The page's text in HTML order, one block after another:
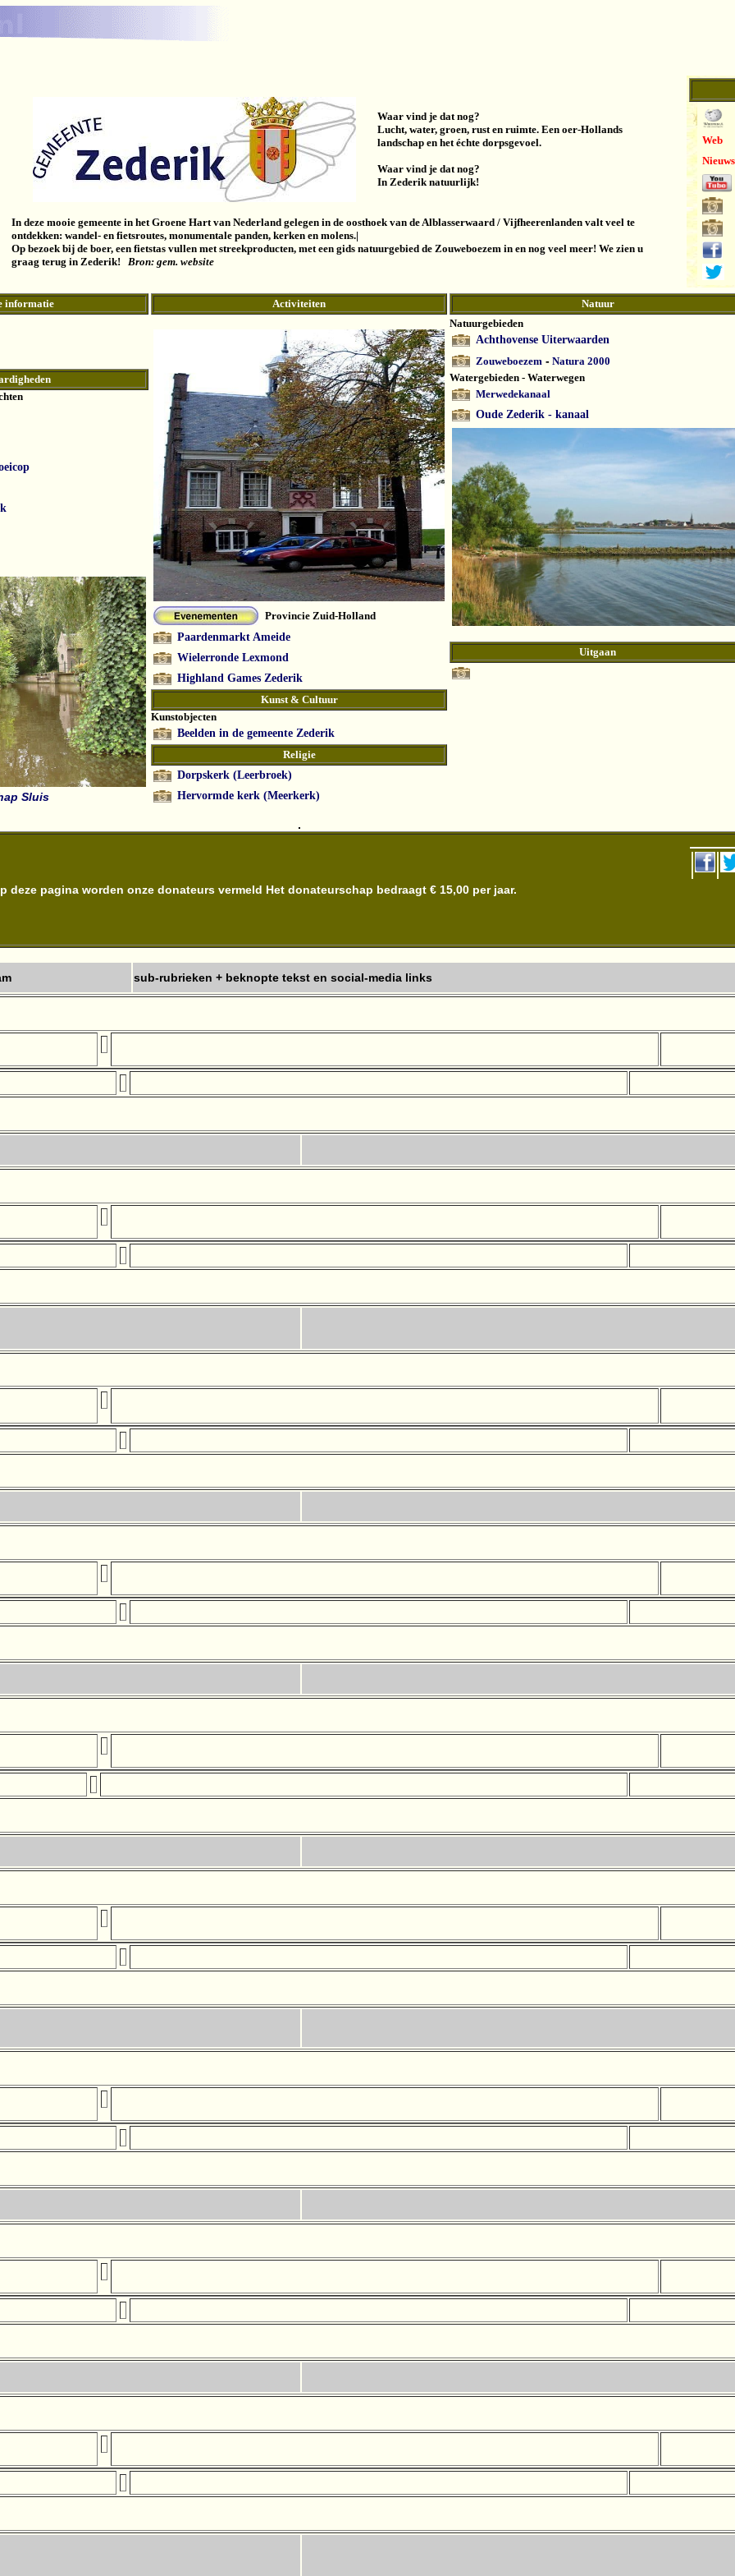
Waar vind je dat nog?
Lucht, water, groen, rust en ruimte. Een oer-Hollands
landschap en het échte dorpsgevoel.
Waar vind je dat nog?
In Zederik natuurlijk!
In deze mooie gemeente in het Groene Hart van Nederland gelegen in de oosthoek van de Alblasserwaard / Vijfheerenlanden valt veel te
ontdekken: wandel- en fietsroutes, monumentale panden, kerken en molens.|
Op bezoek bij de boer, een fietstas vullen met streekproducten, met een gids natuurgebied de Zouweboezem in en nog veel meer! We zien u
graag terug in Zederik! Bron: gem. website
Web
Nieuws
informatie Activiteiten Natuur
Sluis
Provincie Zuid-Holland
Paardenmarkt Ameide
Wielerronde Lexmond
Highland Games Zederik
Kunst & Cultuur
Kunstobjecten
Beelden in de gemeente Zederik
Religie
Dorpskerk (Leerbroek)
Hervormde kerk (Meerkerk)
Natuurgebieden
Achthovense Uiterwaarden
Zouweboezem - Natura 2000
Watergebieden - Waterwegen
Merwedekanaal
Oude Zederik - kanaal
Uitgaan
.
deze pagina worden onze donateurs vermeld Het donateurschap bedraagt € 15,00 per jaar.
sub-rubrieken + beknopte tekst en social-media links